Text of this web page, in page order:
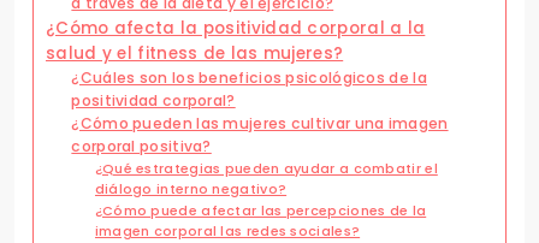
¿Cómo afecta la positividad corporal a la
salud y el fitness de las mujeres?
¿Cuáles son los beneficios psicológicos de la
positividad corporal?
¿Cómo pueden las mujeres cultivar una imagen
corporal positiva?
¿Qué estrategias pueden ayudar a combatir el
diálogo interno negativo?
¿Cómo puede afectar las percepciones de la
imagen corporal las redes sociales?